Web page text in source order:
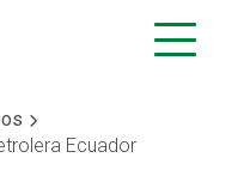
Ecuador